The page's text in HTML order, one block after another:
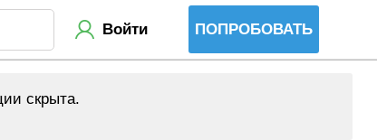
Войти ПОПРОБОВАТЬ
скрыта.